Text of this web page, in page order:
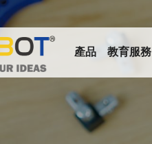
產品 教育服務